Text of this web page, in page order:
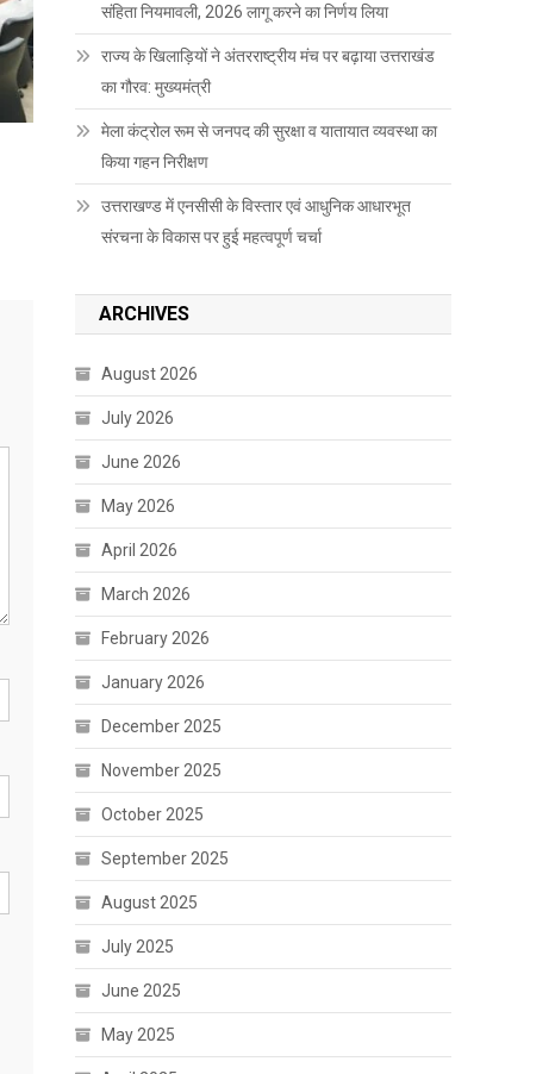
संहिता नियमावली, 2026 लागू करने का निर्णय लिया
राज्य के खिलाड़ियों ने अंतरराष्ट्रीय मंच पर बढ़ाया उत्तराखंड
का गौरव: मुख्यमंत्री
मेला कंट्रोल रूम से जनपद की सुरक्षा व यातायात व्यवस्था का
किया गहन निरीक्षण
उत्तराखण्ड में एनसीसी के विस्तार एवं आधुनिक आधारभूत
संरचना के विकास पर हुई महत्वपूर्ण चर्चा
ARCHIVES
August 2026
July 2026
June 2026
May 2026
April 2026
March 2026
February 2026
January 2026
December 2025
November 2025
October 2025
September 2025
August 2025
July 2025
June 2025
May 2025